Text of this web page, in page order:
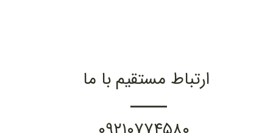
ارتباط مستقیم با ما